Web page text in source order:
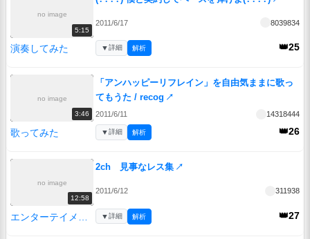
no image
5:15
2011/6/17 8039834
演奏してみた 👑25
▼詳細 解析
no image
3:46
「アンハッピーリフレイン」を自由気ままに歌っ
てもうた / recog ↗
2011/6/11 14318444
歌ってみた 👑26
▼詳細 解析
no image
12:58
2ch 見事なレス集 ↗
2011/6/12 311938
👑27
▼詳細 解析